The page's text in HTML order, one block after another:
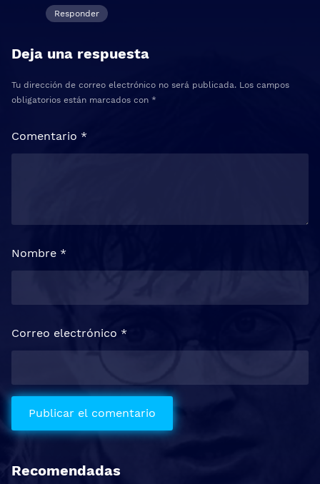
Responder
Deja una respuesta
Tu dirección de correo electrónico no será publicada. Los campos
obligatorios están marcados con *
Comentario *
Nombre *
Correo electrónico *
Recomendadas